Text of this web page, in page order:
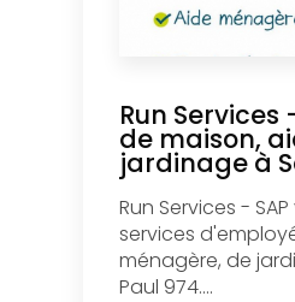
Run Services
de maison,
jardinage à
Run Services -
services
ménagère, de
Paul 974....